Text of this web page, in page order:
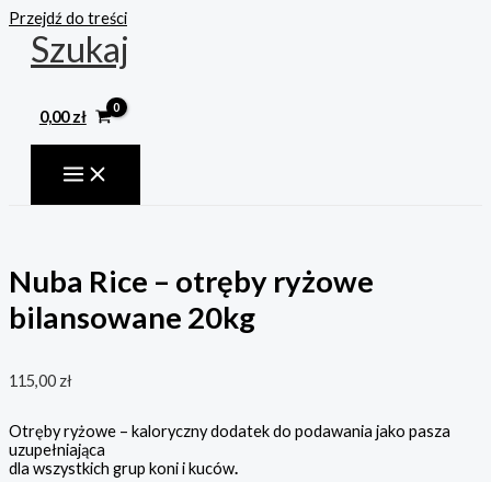
Przejdź do treści
Szukaj
0,00zł
Nuba Rice – otręby ryżowe
bilansowane 20kg
115,00 zł
Otręby ryżowe – kaloryczny dodatek do podawania jako pasza
uzupełniająca
dla wszystkich grup koni i kuców.